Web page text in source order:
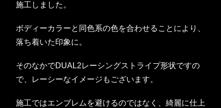
施工しました。
ボディーカラーと同色系の色を合わせることにより、
落ち着いた印象に。
そのなかでDUAL2レーシングストライプ形状ですの
で、レーシーなイメージもございます。
施工ではエンブレムを避けるのではなく、綺麗に仕上